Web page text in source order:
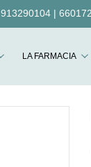
913290104|
LA FARMACIA